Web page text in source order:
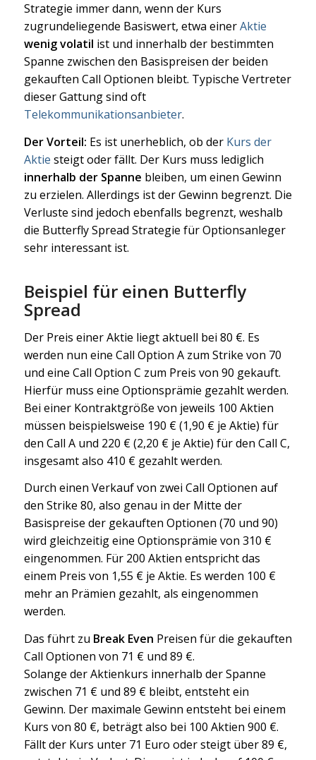
Strategie immer dann, wenn der Kurs
zugrundeliegende Basiswert, etwa einerAktie
wenig volatil ist und innerhalb der bestimmten
Spanne zwischen den Basispreisen der beiden
gekauften Call Optionen bleibt. Typische Vertreter
dieser Gattung sind oft
Telekommunikationsanbieter.
Der Vorteil: Es ist unerheblich, ob der Kurs der
Aktie steigt oder fällt. Der Kurs muss lediglich
innerhalb der Spanne bleiben, um einen Gewinn
zu erzielen. Allerdings ist der Gewinn begrenzt. Die
Verluste sind jedoch ebenfalls begrenzt, weshalb
die Butterfly Spread Strategie für Optionsanleger
sehr interessant ist.
Beispiel für einen Butterfly
Spread
Der Preis einer Aktie liegt aktuell bei 80 €. Es
werden nun eine Call Option A zum Strike von 70
und eine Call Option C zum Preis von 90 gekauft.
Hierfür muss eine Optionsprämie gezahlt werden.
Bei einer Kontraktgröße von jeweils 100 Aktien
müssen beispielsweise 190 € (1,90 € je Aktie) für
den Call A und 220 € (2,20 € je Aktie) für den Call C,
insgesamt also 410 € gezahlt werden.
Durch einen Verkauf von zwei Call Optionen auf
den Strike 80, also genau in der Mitte der
Basispreise der gekauften Optionen (70 und 90)
wird gleichzeitig eine Optionsprämie von 310 €
eingenommen. Für 200 Aktien entspricht das
einem Preis von 1,55 € je Aktie. Es werden 100 €
mehr an Prämien gezahlt, als eingenommen
werden.
Das führt zu Break Even Preisen für die gekauften
Call Optionen von 71 € und 89 €.
Solange der Aktienkurs innerhalb der Spanne
zwischen 71 € und 89 € bleibt, entsteht ein
Gewinn. Der maximale Gewinn entsteht bei einem
Kurs von 80 €, beträgt also bei 100 Aktien 900 €.
Fällt der Kurs unter 71 Euro oder steigt über 89 €,